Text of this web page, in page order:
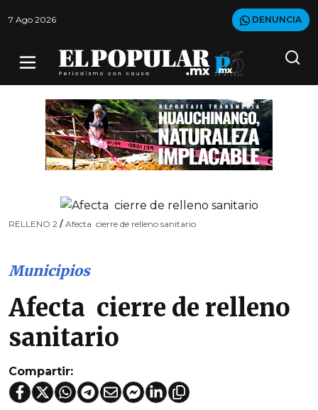
7 Ago 2026 DENUNCIA
RELLENO 2 / Afecta cierre de relleno sanitario
Municipios
Afecta cierre de relleno
sanitario
Compartir: